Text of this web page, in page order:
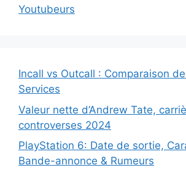
Youtubeurs
Incall vs Outcall : Comparaison
Services
Valeur nette d’Andrew Tate,
controverses 2024
PlayStation 6: Date de sortie,
Bande-annonce & Rumeurs